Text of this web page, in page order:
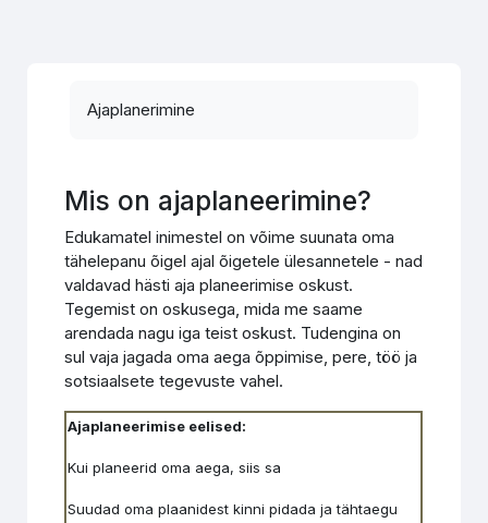
Ajaplanerimine
Mis on ajaplaneerimine?
Edukamatel inimestel on võime suunata oma
tähelepanu õigel ajal õigetele ülesannetele - nad
valdavad hästi aja planeerimise oskust.
Tegemist on oskusega, mida me saame
arendada nagu iga teist oskust. Tudengina on
sul vaja jagada oma aega õppimise, pere, töö ja
sotsiaalsete tegevuste vahel.
Ajaplaneerimise eelised:
Kui planeerid oma aega, siis sa
Suudad oma plaanidest kinni pidada ja tähtaegu